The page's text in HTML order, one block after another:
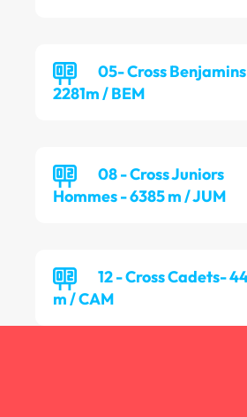
05- Cross
2281m / BEM
08 - Cross Juniors
Hommes - 6385 m / JUM
12 - Cross Cadets-
m / CAM